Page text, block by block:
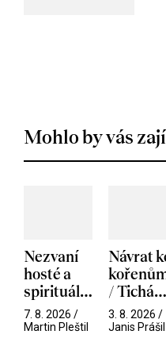
Mohlo by vás
Nezvaní
hosté a
spirituální
narušitelé
z vesmíru
7. 8. 2026 /
Martin Pleštil
Návrat
/ Tichá
3. 8. 2026 /
Janis Prášil